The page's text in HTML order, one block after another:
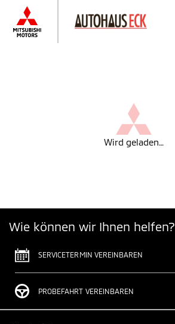
Wird geladen…
Wie können wir Ihnen helfen?
SERVICETERMIN VEREINBAREN
PROBEFAHRT VEREINBAREN